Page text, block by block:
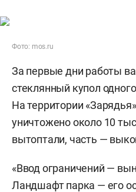
Фото: mos.ru
За первые дни работы
стеклянный купол
На территории
уничтожено около 10
вытоптали, часть —
«Ввод ограничений —
Ландшафт парка — его